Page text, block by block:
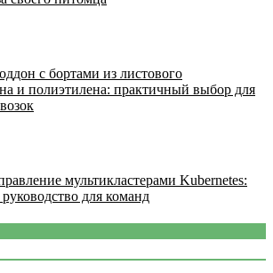
с бортами из листового
и полиэтилена: практичный выбор для
мультикластерами Kubernetes:
для команд